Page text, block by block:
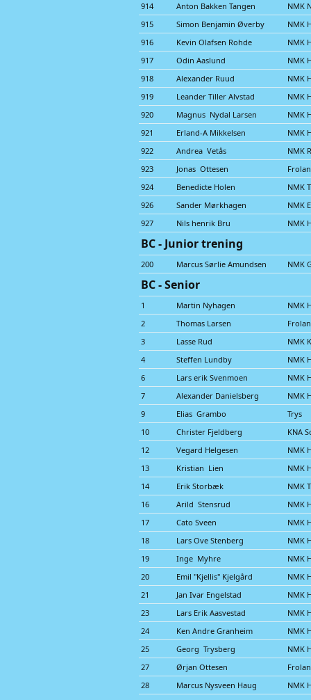
914
Anton Bakken Tangen
NMK
915
Simon Benjamin Øverby
NMK
916
Kevin Olafsen Rohde
NMK
917
Odin Aaslund
NMK
918
Alexander Ruud
NMK
919
Leander Tiller Alvstad
NMK
920
Magnus Nydal Larsen
NMK
921
Erland-A Mikkelsen
NMK
922
Andrea Vetås
NMK
923
Jonas Ottesen
924
Benedicte Holen
NMK
926
Sander Mørkhagen
NMK
927
Nils henrik Bru NMK
BC - Junior trening
200 Marcus Sørlie Amundsen NMK
BC - Senior
1 Martin Nyhagen
NMK
2
Thomas Larsen
3
Lasse Rud
NMK
4
Steffen Lundby
NMK
6
Lars erik Svenmoen
NMK
7
Alexander Danielsberg
NMK
9
Elias Grambo
Trys
10
Christer Fjeldberg
KNA
12
Vegard Helgesen
NMK
13
Kristian Lien
NMK
14
Erik Storbæk
NMK
16
Arild Stensrud
NMK
17
Cato Sveen
NMK
18
Lars Ove Stenberg
NMK
19
Inge Myhre
NMK
20
Emil "Kjellis" Kjelgård
NMK
21
Jan Ivar Engelstad
NMK
23
Lars Erik Aasvestad
NMK
24
Ken Andre Granheim
NMK
25
Georg Trysberg
NMK
27
Ørjan Ottesen
28
Marcus Nysveen Haug
NMK